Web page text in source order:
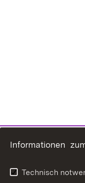
Informationen
Technisch